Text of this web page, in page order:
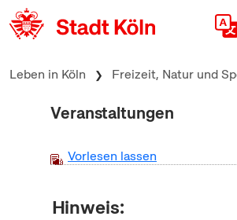
zum Inhalt springen
Leben in Köln Freizeit, Natur und
Veranstaltungen
Vorlesen lassen
Hinweis: